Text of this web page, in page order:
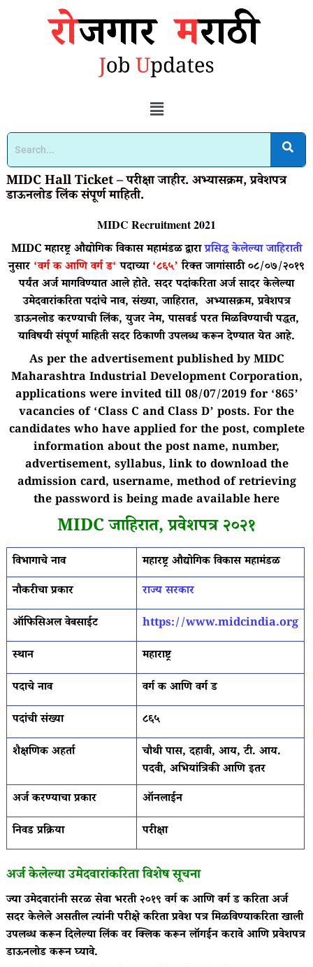
MIDC Hall Ticket – परीक्षा जाहीर. अभ्यासक्रम, प्रवेशपत्र
डाऊनलोड लिंक संपूर्ण माहिती.
MIDC Recruitment 2021
MIDC महारष्ट्र औद्योगिक विकास महामंडळद्वाराप्रसिद्ध केलेल्या जाहिराती
नुसार ‘वर्ग क आणि वर्ग ड‘ पदाच्या ‘८६५’रिक्त जागांसाठी ०८/०७/२०१९
पर्यंत अर्ज मागविण्यात आले होते. सदर पदांकरिता अर्ज सादर केलेल्या
उमेदवारांकरिता पदांचे नाव, संख्या, जाहिरात, अभ्यासक्रम, प्रवेशपत्र
डाऊनलोड करण्याची लिंक, युजर नेम, पासवर्ड परत मिळविण्याची पद्धत,
याविषयी संपूर्ण माहिती सदर ठिकाणी उपलब्ध करून देण्यात येत आहे.
As per the advertisement published by MIDC
Maharashtra Industrial Development Corporation,
applications were invited till 08/07/2019 for ‘865’
vacancies of ‘Class C and Class D’ posts. For the
candidates who have applied for the post, complete
information about the post name, number,
advertisement, syllabus, link to download the
admission card, username, method of retrieving
the password is being made available here
MIDC जाहिरात, प्रवेशपत्र २०२१
विभागाचे नाव
महारष्ट्र औद्योगिक विकास महामंडळ
नौकरीचा प्रकार
राज्य सरकार
ऑफिसिअल वेबसाईट
https://www.midcindia.org
स्थान
महाराष्ट्र
पदाचे नाव
वर्ग क आणि वर्ग ड
पदांची संख्या
८६५
शैक्षणिक अहर्ता
चौथी पास, दहावी, आय, टी. आय.
पदवी, अभियांत्रिकी आणि इतर
अर्ज करण्याचा प्रकार
ऑनलाईन
निवड प्रक्रिया
परीक्षा
अर्ज केलेल्या उमेदवारांकरिता विशेष सूचना
ज्या उमेदवारांनी सरळ सेवा भरती २०१९ वर्ग क आणि वर्ग ड करिता अर्ज
सदर केलेले असतील त्यांनी परीक्षे करिता प्रवेश पत्र मिळविण्याकरिता खाली
उपलब्ध करून दिलेल्या लिंक वर क्लिक करून लॉगईन करावे आणि प्रवेशपत्र
डाऊनलोड करून घ्यावे.